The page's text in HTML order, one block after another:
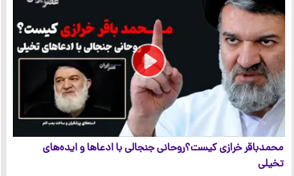
محمدباقر خرازی کیست؟روحانی جنجالی با ادعاها و ایده‌های
تخیلی